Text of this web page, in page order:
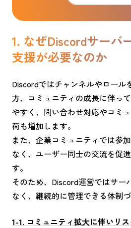
1. なぜDiscordサーバ
支援が必要なのか
Discordではチャンネルやロール
方、コミュニティの成長に伴っ
やすく、問い合わせ対応やコミ
荷も増加します。
また、企業コミュニティでは参
なく、ユーザー同士の交流を促
す。
そのため、Discord運営ではサー
なく、継続的に管理できる体制
1-1. コミュニティ拡大に伴いリ